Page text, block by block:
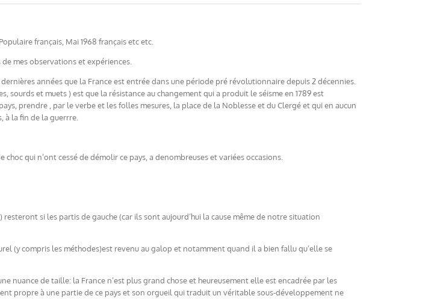
français, Mai 1968 français etc etc.
mes observations et expériences.
années que la France est entrée dans une période pré révolutionnaire depuis 2 décennies.
sourds et muets ) est que la résistance au changement qui a produit le séisme en 1789 est
prendre , par le verbe et les folles mesures, la place de la Noblesse et du Clergé et qui en aucun
à la fin de la guerrre.
qui n’ont cessé de démolir ce pays, a denombreuses et variées occasions.
si les partis de gauche (car ils sont aujourd’hui la cause même de notre situation
(y compris les méthodes)est revenu au galop et notamment quand il a bien fallu qu’elle se
nuance de taille: la France n’est plus grand chose et heureusement elle est encadrée par les
propre à une partie de ce pays et son orgueil qui traduit un véritable sous-développement ne